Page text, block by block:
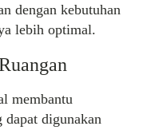
dengan kebutuhan
lebih optimal.
membantu
dapat digunakan